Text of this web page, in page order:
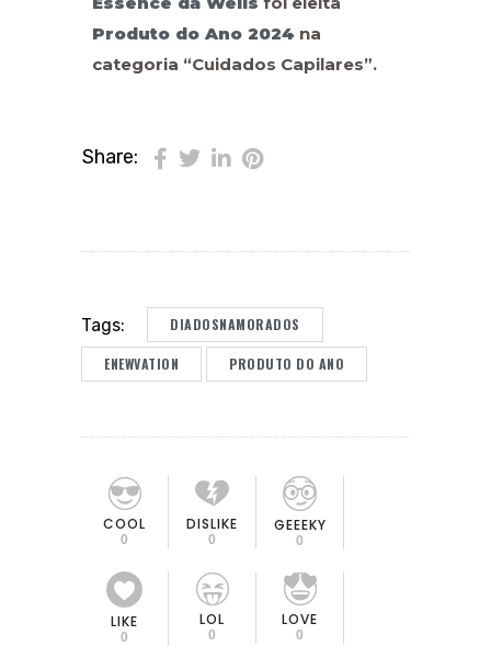
Produto do Ano 2024 na
categoria “Cuidados Capilares”.
Share:
Tags: DIADOSNAMORADOS
ENEWVATION PRODUTO DO ANO
COOL
0
DISLIKE
0
GEEEKY
0
LIKE
0
LOL
0
LOVE
0